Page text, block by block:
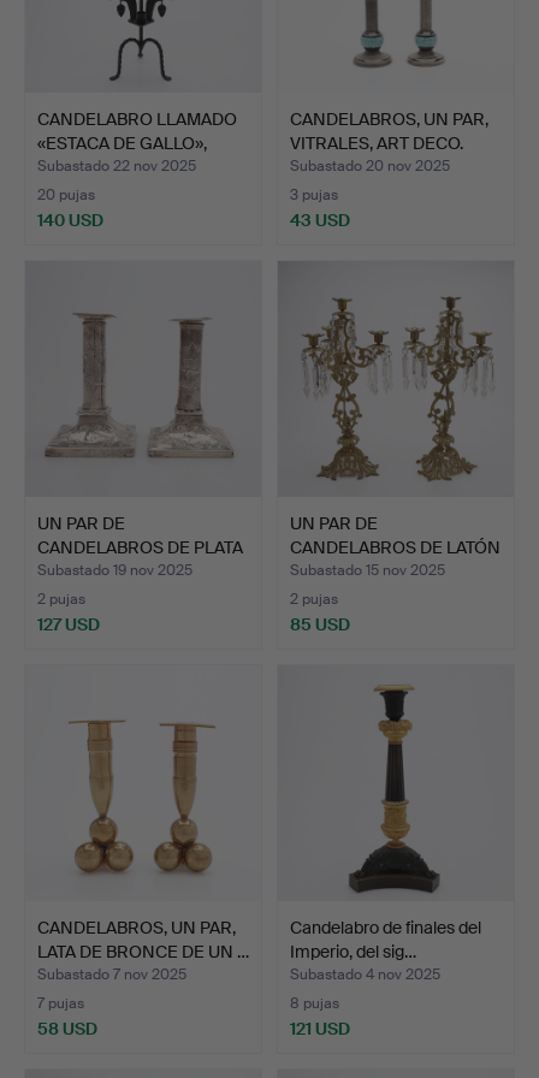
CANDELABRO LLAMADO
«ESTACA DE GALLO»,
DASH…
Subastado 22 nov 2025
20 pujas
140 USD
CANDELABROS, UN PAR,
VITRALES, ART DECO.
Subastado 20 nov 2025
3 pujas
43 USD
UN PAR DE
CANDELABROS DE PLATA
DE LEY DE W…
Subastado 19 nov 2025
2 pujas
127 USD
UN PAR DE
CANDELABROS DE LATÓN
DEL SIGLO X…
Subastado 15 nov 2025
2 pujas
85 USD
CANDELABROS, UN PAR,
LATA DE BRONCE DE UN …
Subastado 7 nov 2025
7 pujas
58 USD
Candelabro de finales del
Imperio, del sig…
Subastado 4 nov 2025
8 pujas
121 USD